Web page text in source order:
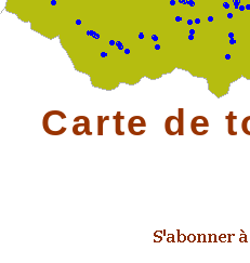
Carte de